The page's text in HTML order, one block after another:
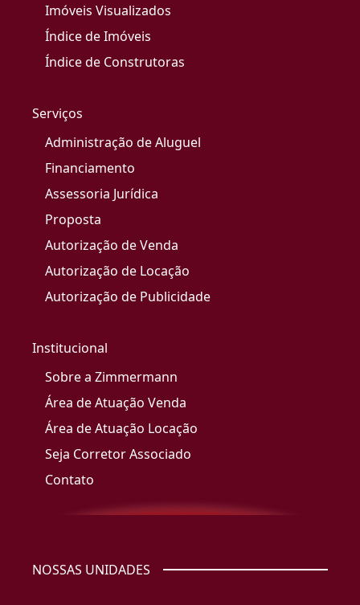
Imóveis Visualizados
Índice de Imóveis
Índice de Construtoras
Serviços
Administração de Aluguel
Financiamento
Assessoria Jurídica
Proposta
Autorização de Venda
Autorização de Locação
Autorização de Publicidade
Institucional
Sobre a Zimmermann
Área de Atuação Venda
Área de Atuação Locação
Seja Corretor Associado
Contato
NOSSAS UNIDADES